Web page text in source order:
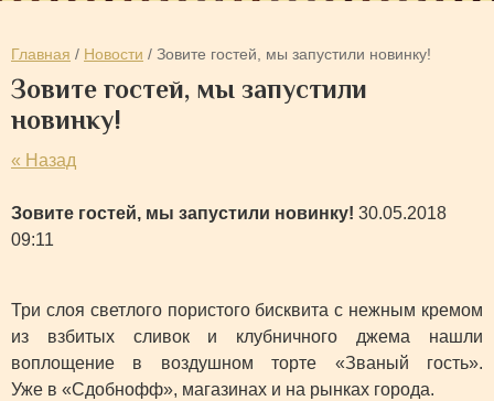
Главная / Новости / Зовите гостей, мы запустили новинку!
Зовите гостей, мы запустили
новинку!
« Назад
Зовите гостей, мы запустили новинку! 30.05.2018
09:11
Три слоя светлого пористого бисквита с нежным кремом
из взбитых сливок и клубничного джема нашли
воплощение в воздушном торте «Званый гость».
Уже в «Сдобнофф», магазинах и на рынках города.